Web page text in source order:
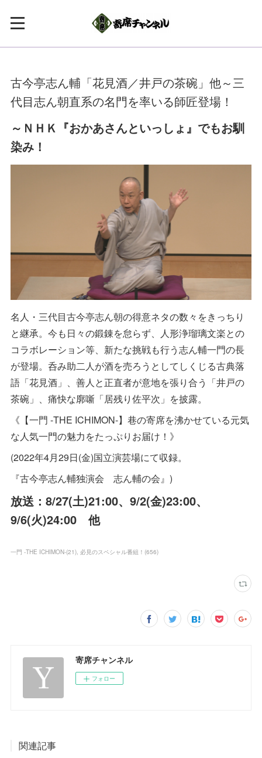
古今亭志ん輔「花見酒／井戸の茶碗」他～三
代目志ん朝直系の名門を率いる師匠登場！
～ＮＨＫ『おかあさんといっしょ』でもお馴
染み！
名人・三代目古今亭志ん朝の得意ネタの数々をきっちり
と継承。今も日々の鍛錬を怠らず、人形浄瑠璃文楽との
コラボレーション等、新たな挑戦も行う志ん輔一門の長
が登場。呑み助二人が酒を売ろうとしてしくじる古典落
語「花見酒」、善人と正直者が意地を張り合う「井戸の
茶碗」、痛快な廓噺「居残り佐平次」を披露。
《【一門 -THE ICHIMON-】巷の寄席を沸かせている元気
な人気一門の魅力をたっぷりお届け！》
(2022年4月29日(金)国立演芸場にて収録。
『古今亭志ん輔独演会 志ん輔の会』)
放送：8/27(土)21:00、9/2(金)23:00、
9/6(火)24:00 他
一門 -THE ICHIMON-(21) 必見のスペシャル番組！ (656)
寄席チャンネル
フォロー
関連記事